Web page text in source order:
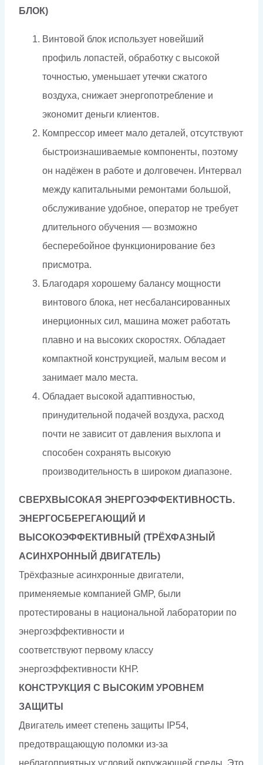
БЛОК)
Винтовой блок использует новейший
профиль лопастей, обработку с высокой
точностью, уменьшает утечки сжатого
воздуха, снижает энергопотребление и
экономит деньги клиентов.
Компрессор имеет мало деталей, отсутствуют
быстроизнашиваемые компоненты, поэтому
он надёжен в работе и долговечен. Интервал
между капитальными ремонтами большой,
обслуживание удобное, оператор не требует
длительного обучения — возможно
бесперебойное функционирование без
присмотра.
Благодаря хорошему балансу мощности
винтового блока, нет несбалансированных
инерционных сил, машина может работать
плавно и на высоких скоростях. Обладает
компактной конструкцией, малым весом и
занимает мало места.
Обладает высокой адаптивностью,
принудительной подачей воздуха, расход
почти не зависит от давления выхлопа и
способен сохранять высокую
производительность в широком диапазоне.
СВЕРХВЫСОКАЯ ЭНЕРГОЭФФЕКТИВНОСТЬ.
ЭНЕРГОСБЕРЕГАЮЩИЙ И
ВЫСОКОЭФФЕКТИВНЫЙ (ТРЁХФАЗНЫЙ
АСИНХРОННЫЙ ДВИГАТЕЛЬ)
Трёхфазные асинхронные двигатели,
применяемые компанией GMP, были
протестированы в национальной лаборатории по
энергоэффективности и
соответствуют первому классу
энергоэффективности КНР.
КОНСТРУКЦИЯ С ВЫСОКИМ УРОВНЕМ
ЗАЩИТЫ
Двигатель имеет степень защиты IP54,
предотвращающую поломки из-за
неблагоприятных условий окружающей среды. Это